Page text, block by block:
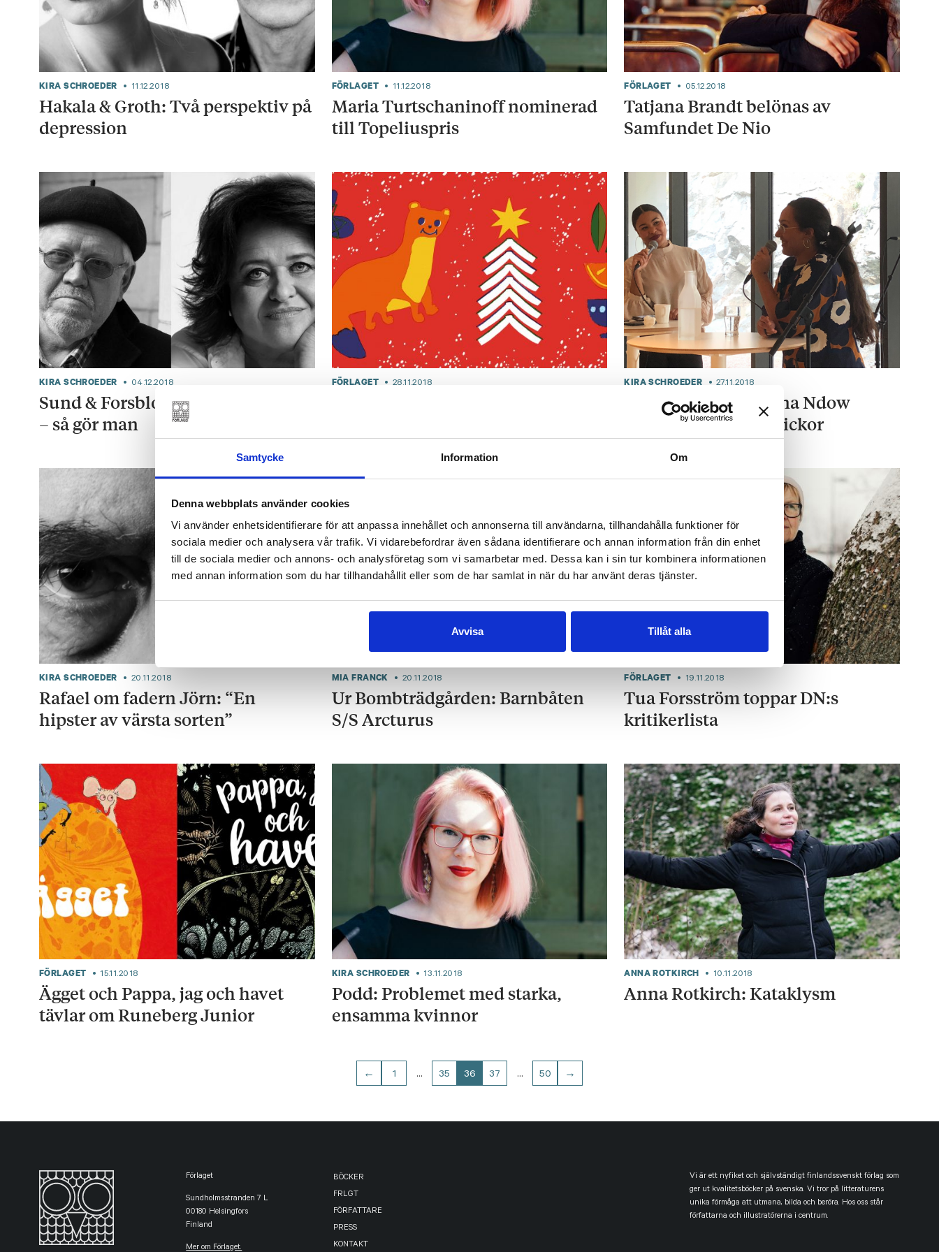
Samtycke Information Om
Denna webbplats använder cookies
Vi använder enhetsidentifierare för att anpassa innehållet och annonserna till användarna, tillhandahålla funktioner för
sociala medier och analysera vår trafik. Vi vidarebefordrar även sådana identifierare och annan information från din enhet
till de sociala medier och annons- och analysföretag som vi samarbetar med. Dessa kan i sin tur kombinera informationen
med annan information som du har tillhandahållit eller som de har samlat in när du har använt deras tjänster.
Avvisa Tillåt alla
KIRA SCHROEDER 11.12.2018
Hakala & Groth: Två perspektiv på
depression
FÖRLAGET 11.12.2018
Maria Turtschaninoff nominerad
till Topeliuspris
FÖRLAGET 05.12.2018
Tatjana Brandt belönas av
Samfundet De Nio
KIRA SCHROEDER 04.12.2018
Sund & Forsblom: Sexskildringar
– så gör man
FÖRLAGET 28.11.2018 KIRA SCHROEDER 27.11.2018
Koko Hubara & Fanna Ndow
Norrby om Bruna Flickor
KIRA SCHROEDER 20.11.2018
Rafael om fadern Jörn: “En
hipster av värsta sorten”
MIA FRANCK 20.11.2018
Ur Bombträdgården: Barnbåten
S/S Arcturus
FÖRLAGET 19.11.2018
Tua Forsström toppar DN:s
kritikerlista
FÖRLAGET 15.11.2018
Ägget och Pappa, jag och havet
tävlar om Runeberg Junior
KIRA SCHROEDER 13.11.2018
Podd: Problemet med starka,
ensamma kvinnor
ANNA ROTKIRCH 10.11.2018
Anna Rotkirch: Kataklysm
← 1 … 35 36 37 … 50 →
Förlaget
Sundholmsstranden 7 L
00180 Helsingfors
Finland
Mer om Förlaget.
BÖCKER
FRLGT
FÖRFATTARE
PRESS
KONTAKT
Vi är ett nyfiket och självständigt finlandssvenskt förlag som
ger ut kvalitetsböcker på svenska. Vi tror på litteraturens
unika förmåga att utmana, bilda och beröra. Hos oss står
författarna och illustratörerna i centrum.